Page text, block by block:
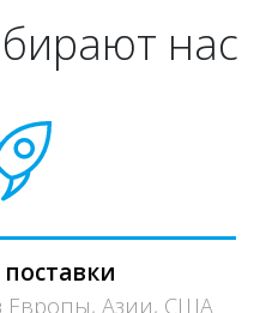
нас
Европы, Азии, США